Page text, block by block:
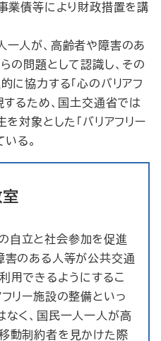
業債等により財政措置を講
一人が、高齢者や障害のあ
の問題として認識し、その
に協力する「心のバリアフ
するため、国土交通省では
を対象とした「バリアフリー
る。
室
自立と社会参加を促進
害のある人等が公共交通
用できるようにするこ
リー施設の整備といっ
なく、国民一人一人が高
動制約者を見かけた際